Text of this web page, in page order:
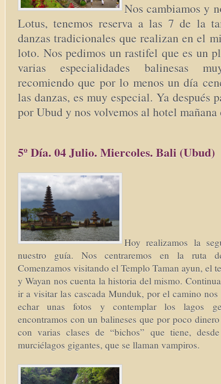
Nos cambiamos y
Lotus, tenemos reserva a las 7 de la
danzas tradicionales que realizan en el
loto. Nos pedimos un rastifel que es un
varias especialidades balinesas
recomiendo que por lo menos un día
las danzas, es muy especial. Ya después
por Ubud y nos volvemos al hotel
5º Día. 04 Julio. Miercoles. Bali (Ubud)
Hoy realizamos la
nuestro guía. Nos centraremos en la ruta
Comenzamos visitando el Templo Taman ayun, el
y Wayan nos cuenta la historia del mismo.
ir a visitar las cascada Munduk, por el camino nos
echar unas fotos y contemplar los lagos
encontramos con un balineses que por poco
con varias clases de “bichos” que tiene,
murciélagos gigantes, que se llaman vampiros.